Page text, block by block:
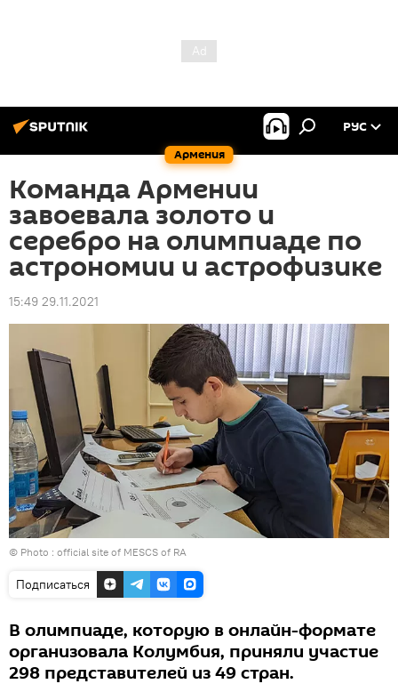
Армения
РУС
Команда Армении
завоевала золото и
серебро на олимпиаде по
астрономии и астрофизике
15:49 29.11.2021
© Photo : official site of MESCS of RA
Подписаться
В олимпиаде, которую в онлайн-формате
организовала Колумбия, приняли участие
298 представителей из 49 стран.